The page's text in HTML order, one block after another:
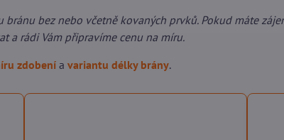
bez nebo včetně kovaných prvků. Pokud máte
a rádi Vám připravíme cenu na míru.
zdobení avariantu délky brány.